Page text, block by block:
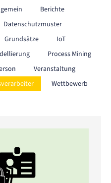
Berichte
Datenschutzmuster
Grundsätze
IoT
Process Mining
Veranstaltung
Wettbewerb